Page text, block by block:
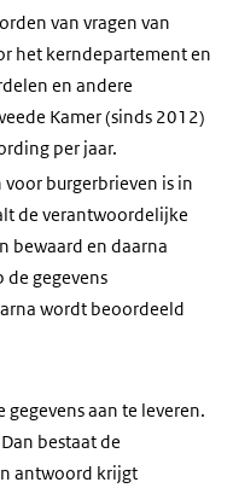
van vragen van
het kerndepartement en
en andere
Kamer (sinds 2012)
per jaar.
burgerbrieven is in
de verantwoordelijke
bewaard en daarna
de gegevens
wordt beoordeeld
aan te leveren.
bestaat de
antwoord krijgt